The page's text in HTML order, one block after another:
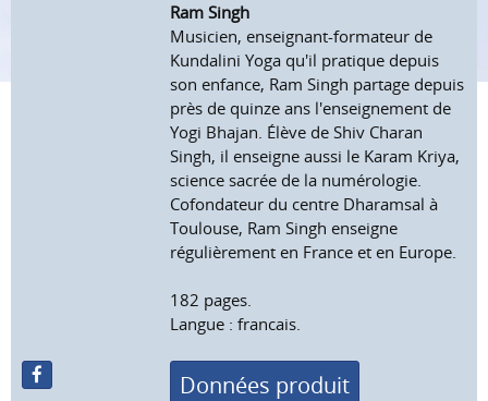
Ram Singh
Musicien, enseignant-formateur de
Kundalini Yoga qu'il pratique depuis
son enfance, Ram Singh partage depuis
près de quinze ans l'enseignement de
Yogi Bhajan. Élève de Shiv Charan
Singh, il enseigne aussi le Karam Kriya,
science sacrée de la numérologie.
Cofondateur du centre Dharamsal à
Toulouse, Ram Singh enseigne
régulièrement en France et en Europe.
182 pages.
Langue : francais.
Données produit